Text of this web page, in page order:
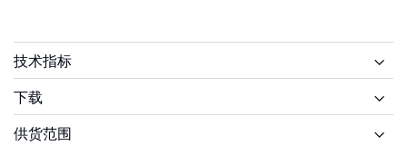
技术指标
下载
供货范围